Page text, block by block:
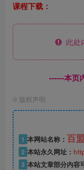
课程下载：
此处
------本页
© 版权声明
1 本网站名称： 百
2 本站永久网址：
3 本站文章部分内容